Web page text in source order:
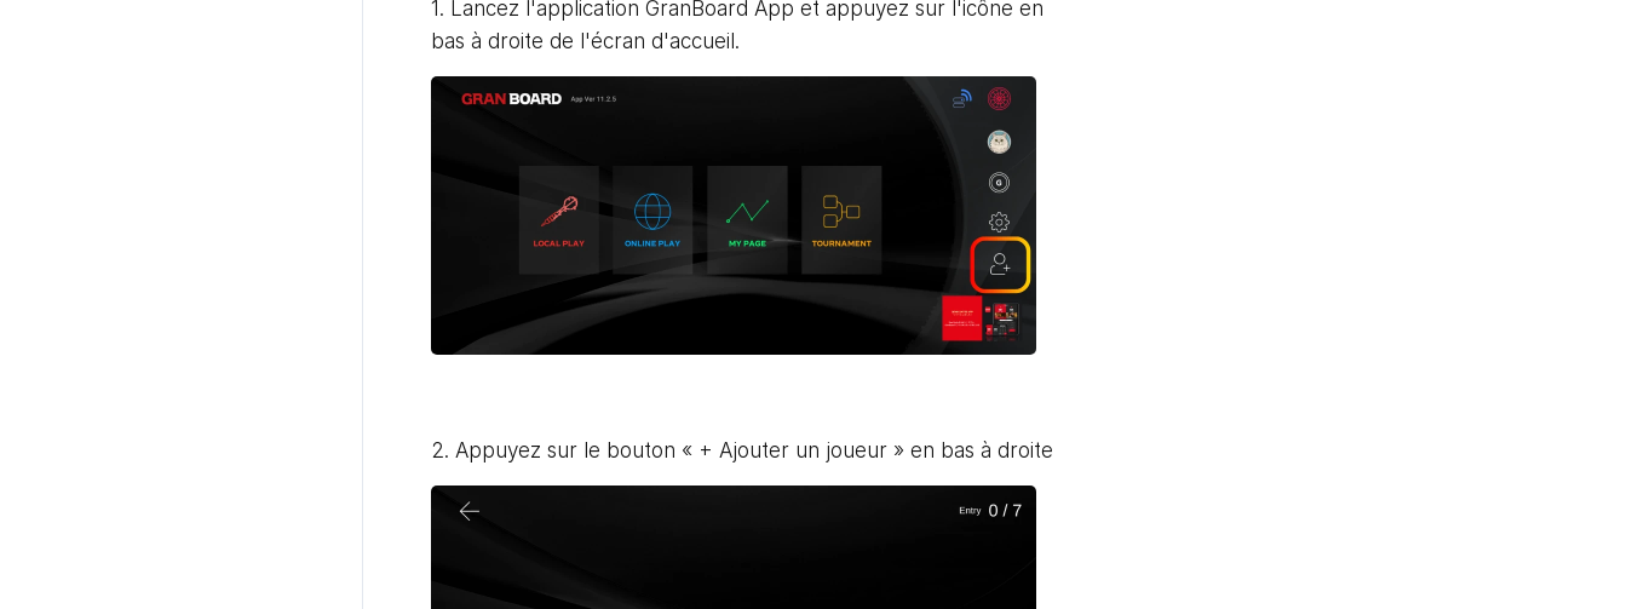
1. Lancez l'application GranBoard App et appuyez sur l'icône en
bas à droite de l'écran d'accueil.
2. Appuyez sur le bouton « + Ajouter un joueur » en bas à droite